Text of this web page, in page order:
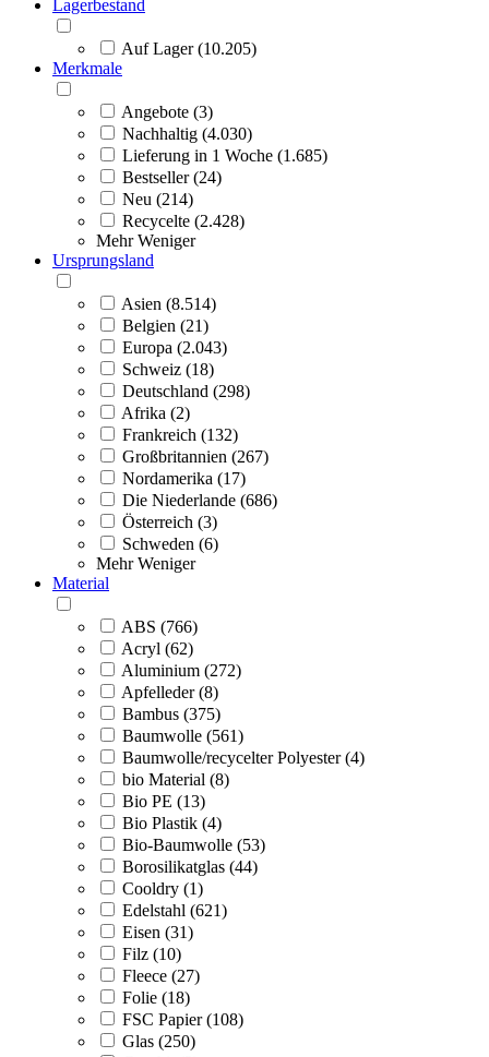
Lagerbestand
Auf Lager (10.205)
Merkmale
Angebote (3)
Nachhaltig (4.030)
Lieferung in 1 Woche (1.685)
Bestseller (24)
Neu (214)
Recycelte (2.428)
Mehr Weniger
Ursprungsland
Asien (8.514)
Belgien (21)
Europa (2.043)
Schweiz (18)
Deutschland (298)
Afrika (2)
Frankreich (132)
Großbritannien (267)
Nordamerika (17)
Die Niederlande (686)
Österreich (3)
Schweden (6)
Mehr Weniger
Material
ABS (766)
Acryl (62)
Aluminium (272)
Apfelleder (8)
Bambus (375)
Baumwolle (561)
Baumwolle/recycelter Polyester (4)
bio Material (8)
Bio PE (13)
Bio Plastik (4)
Bio-Baumwolle (53)
Borosilikatglas (44)
Cooldry (1)
Edelstahl (621)
Eisen (31)
Filz (10)
Fleece (27)
Folie (18)
FSC Papier (108)
Glas (250)